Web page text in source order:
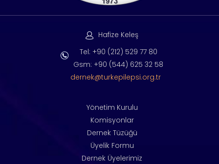
Hafize Keleş
Tel: +90 (212) 529 77 80
Gsm: +90 (544) 625 32 58
dernek@turkepilepsi.org.tr
Yönetim Kurulu
Komisyonlar
Dernek Tüzüğü
Üyelik Formu
Dernek Üyelerimiz